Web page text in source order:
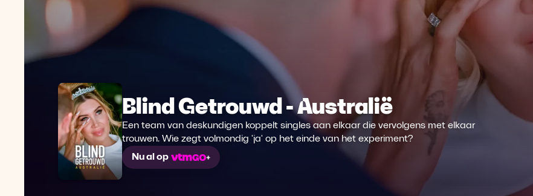
Blind Getrouwd - Australië
Een team van deskundigen koppelt singles aan elkaar die vervolgens met elkaar
trouwen. Wie zegt volmondig 'ja' op het einde van het experiment?
Nu al op